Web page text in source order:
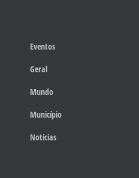
Eventos
Geral
Mundo
Município
Notícias